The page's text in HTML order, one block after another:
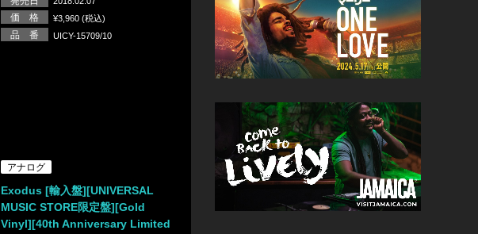
価 格 ¥3,960 (税込)
品 番 UICY-15709/10
アナログ
Exodus [輸入盤][UNIVERSAL
MUSIC STORE限定盤][Gold
Vinyl][40th Anniversary Limited